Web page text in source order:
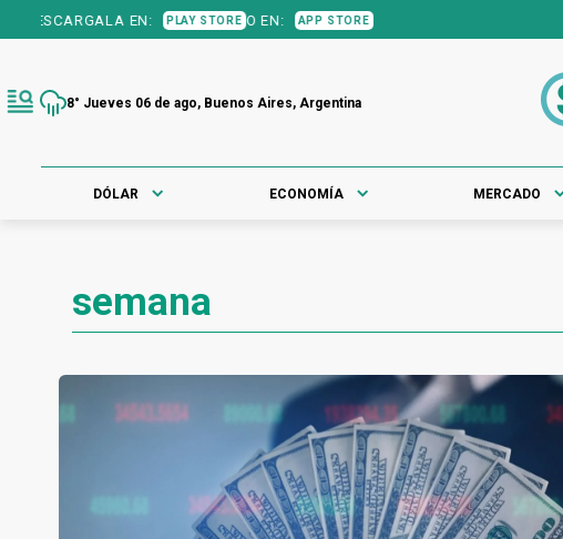
EN: PLAY STORE O EN: APP STORE
8° Jueves 06 de ago, Buenos Aires, Argentina
DÓLAR ECONOMÍA MERCADO
semana